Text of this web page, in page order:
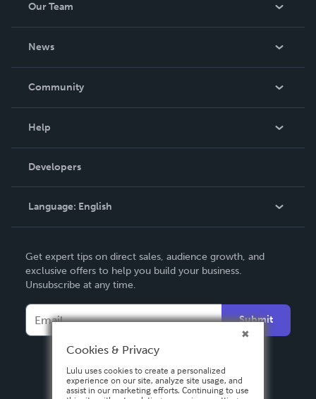
Our Team
News
In The News
Community
Podcast
Help
Order Lookup
Knowledge Base
Contact Support
Developers
Language: English
Deutsch
Français
Español
Get expert tips on direct sales, audience growth, and
exclusive offers to help you build your business.
Unsubscribe at any time.
Submit
Cookies & Privacy
Lulu uses cookies to create a personalized
experience on our site, analyze site usage, and
assist in our marketing efforts. Continuing to use